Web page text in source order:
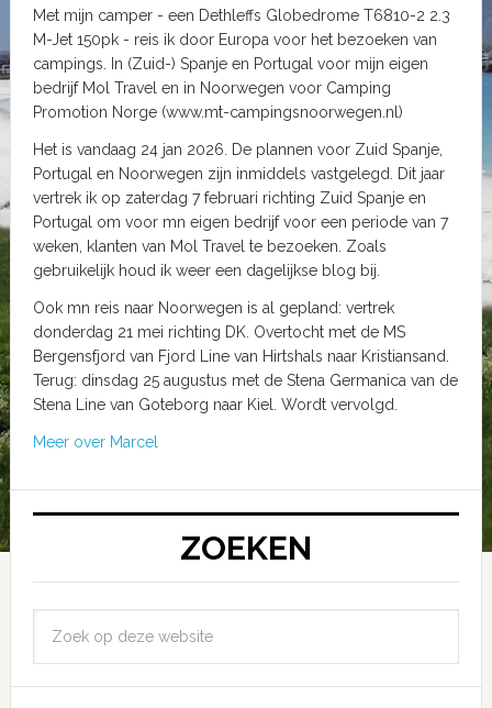
Met mijn camper - een Dethleffs Globedrome T6810-2 2.3
M-Jet 150pk - reis ik door Europa voor het bezoeken van
campings. In (Zuid-) Spanje en Portugal voor mijn eigen
bedrijf Mol Travel en in Noorwegen voor Camping
Promotion Norge (www.mt-campingsnoorwegen.nl)
Het is vandaag 24 jan 2026. De plannen voor Zuid Spanje,
Portugal en Noorwegen zijn inmiddels vastgelegd. Dit jaar
vertrek ik op zaterdag 7 februari richting Zuid Spanje en
Portugal om voor mn eigen bedrijf voor een periode van 7
weken, klanten van Mol Travel te bezoeken. Zoals
gebruikelijk houd ik weer een dagelijkse blog bij.
Ook mn reis naar Noorwegen is al gepland: vertrek
donderdag 21 mei richting DK. Overtocht met de MS
Bergensfjord van Fjord Line van Hirtshals naar Kristiansand.
Terug: dinsdag 25 augustus met de Stena Germanica van de
Stena Line van Goteborg naar Kiel. Wordt vervolgd.
Meer over Marcel
ZOEKEN